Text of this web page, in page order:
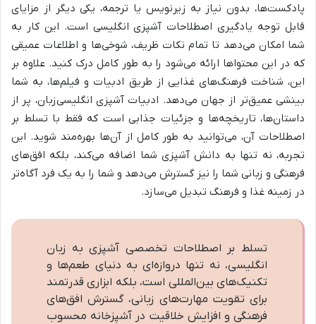
پادکست‌ها، بدون نیاز به زیرنویس یا ترجمه، یکی دیگر از مزایای
قابل توجه یادگیری اصطلاحات آشپزی انگلیسی است. این کار به
شما امکان می‌دهد تا تمام نکات ظریف، شوخی‌ها و اطلاعات عمیقی
که در این محتواها ارائه می‌شود را به طور کامل درک کنید. علاوه بر
این، شناخت فرهنگ‌های غذایی از طریق ادبیات و فیلم‌ها، به شما
بینشی عمیق‌تر از جهان می‌دهد. ادبیات آشپزی انگلیسی‌زبان، پر از
داستان‌ها، تاریخچه‌ها و جزئیات جذابی است که فقط با تسلط بر
اصطلاحات آن، می‌توانید به طور کامل از آن‌ها بهره‌مند شوید. این
تجربه، نه تنها به دانش آشپزی شما اضافه می‌کند، بلکه افق‌های
فرهنگی و زبانی شما را نیز گسترش می‌دهد و شما را به یک فرد آگاه‌تر
در زمینه غذا و فرهنگ تبدیل می‌سازد.
تسلط بر اصطلاحات تخصصی آشپزی به زبان
انگلیسی، نه تنها دروازه‌ای به دنیای طعم‌ها و
تکنیک‌های بین‌المللی است، بلکه ابزاری قدرتمند
برای تقویت مهارت‌های زبانی، گسترش افق‌های
فرهنگی و افزایش خلاقیت در آشپزخانه محسوب